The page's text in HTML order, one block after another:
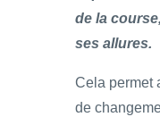
de la
ses allures.
Cela permet
de